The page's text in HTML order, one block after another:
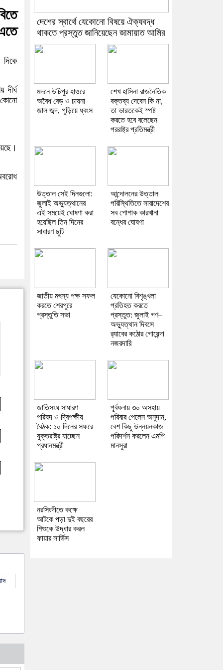
দীর্ঘ
দেশের স্বার্থে যেকোনো বিষয়ে ঐক্যবদ্ধ
থাকতে প্রস্তুত জানিয়েছেন জামায়াত আমির
মদনে উচিপুর হাওরে
অবৈধ বেড় ও চায়না
জাল জব্দ, পুড়িয়ে ধ্বংস
শেখ হাসিনা রাজনৈতিক
বক্তব্য দেবেন কি না,
তা ভারতকেই স্পষ্ট
করতে হবে বলেছেন
পররাষ্ট্র প্রতিমন্ত্রী
উত্তাল সেই দিনগুলো:
জুলাই অভ্যুত্থানের
এই সময়েই ঘোষণা করা
হয়েছিল তিন দিনের
সাধারণ ছুটি
আন্দোলনের উত্তাল
পরিস্থিতিতে সারাদেশের
সব পোশাক কারখানা
বন্ধের ঘোষণা
জাতীয় মৎস্য পক্ষ সফল
করতে শেরপুরে
প্রস্তুতি সভা
যেকোনো বিশৃঙ্খলা
প্রতিহত করতে
প্রস্তুত: জুলাই গণ–
অভ্যুত্থান দিবসে
র‌্যাবের কঠোর গোয়েন্দা
নজরদারি
জাতিসংঘ সাধারণ
পরিষদ ও দ্বিপক্ষীয়
বৈঠক: ১০ দিনের সফরে
যুক্তরাষ্ট্র যাচ্ছেন
প্রধানমন্ত্রী
পূর্বধলায় ৩০ অসহায়
পরিবার পেলেন অনুদান,
বেশ কিছু উন্নয়নকাজ
পরিদর্শন করলেন এমপি
মানসুরা
নরসিংদীতে কক্ষে
আটকে পড়া দুই বছরের
শিশুকে উদ্ধার করল
ফায়ার সার্ভিস